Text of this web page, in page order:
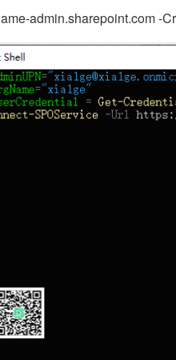
admin.sharepoint.com -